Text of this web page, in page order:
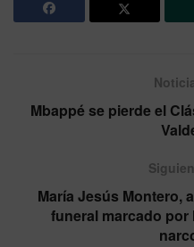
Mbappé se pierde el
María Jesús Montero,
funeral marcado